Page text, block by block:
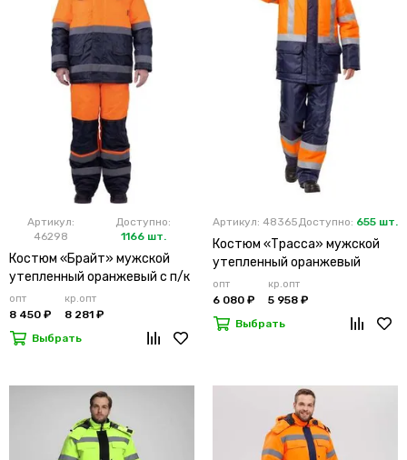
Артикул:
46298
Доступно:
1166 шт.
Костюм «Брайт» мужской
утепленный оранжевый с п/к
опт
8 450 ₽
кр.опт
8 281 ₽
Выбрать
Артикул: 48365Доступно: 655 шт.
Костюм «Трасса» мужской
утепленный оранжевый
опт
6 080 ₽
кр.опт
5 958 ₽
Выбрать